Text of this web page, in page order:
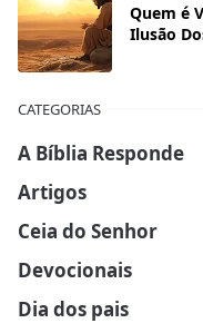
Quem é
Ilusão
CATEGORIAS
A Bíblia Responde
Artigos
Ceia do Senhor
Devocionais
Dia dos pais